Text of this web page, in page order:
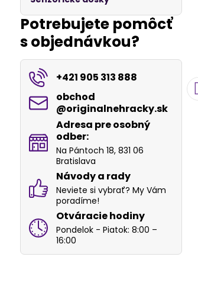
Potrebujete pomôcť
s objednávkou?
+421 905 313 888
obchod​
@originalnehracky​.sk
Adresa pre osobný
odber:
Na Pántoch 18, 831 06
Bratislava
Návody a rady
Neviete si vybrať? My Vám
poradíme!
Otváracie hodiny
Pondelok - Piatok: 8:00 –
16:00